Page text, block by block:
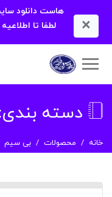
×
هاست دانلود
لطفا تا
دسته بندی:
خانه محصولات بی سیم